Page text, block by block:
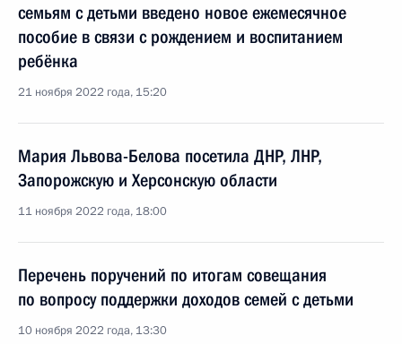
семьям с детьми введено новое ежемесячное
пособие в связи с рождением и воспитанием
ребёнка
21 ноября 2022 года, 15:20
Мария Львова-Белова посетила ДНР, ЛНР,
Запорожскую и Херсонскую области
11 ноября 2022 года, 18:00
Перечень поручений по итогам совещания
по вопросу поддержки доходов семей с детьми
10 ноября 2022 года, 13:30